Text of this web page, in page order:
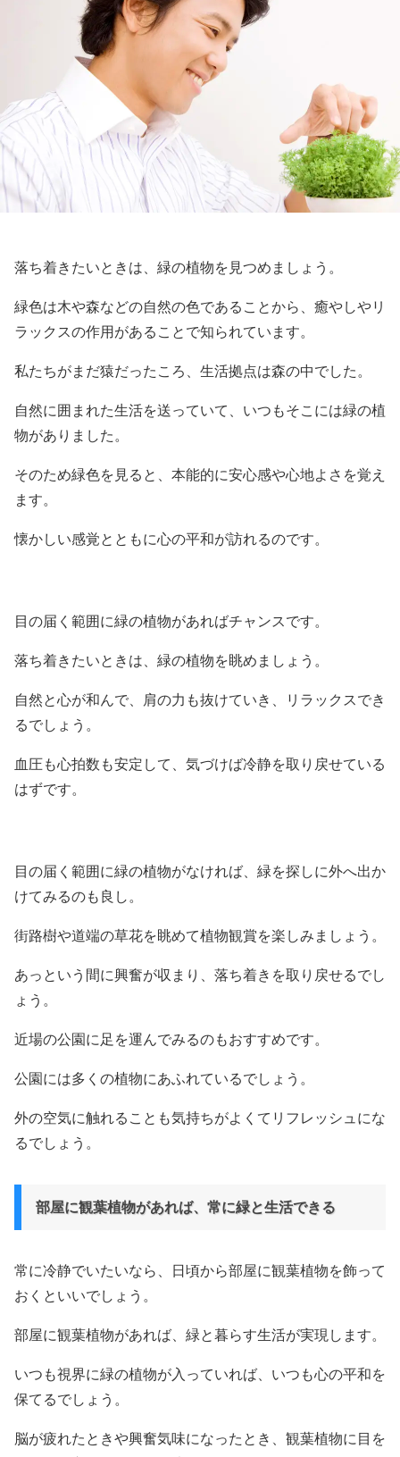
落ち着きたいときは、緑の植物を見つめましょう。
緑色は木や森などの自然の色であることから、癒やしやリ
ラックスの作用があることで知られています。
私たちがまだ猿だったころ、生活拠点は森の中でした。
自然に囲まれた生活を送っていて、いつもそこには緑の植
物がありました。
そのため緑色を見ると、本能的に安心感や心地よさを覚え
ます。
懐かしい感覚とともに心の平和が訪れるのです。
目の届く範囲に緑の植物があればチャンスです。
落ち着きたいときは、緑の植物を眺めましょう。
自然と心が和んで、肩の力も抜けていき、リラックスでき
るでしょう。
血圧も心拍数も安定して、気づけば冷静を取り戻せている
はずです。
目の届く範囲に緑の植物がなければ、緑を探しに外へ出か
けてみるのも良し。
街路樹や道端の草花を眺めて植物観賞を楽しみましょう。
あっという間に興奮が収まり、落ち着きを取り戻せるでし
ょう。
近場の公園に足を運んでみるのもおすすめです。
公園には多くの植物にあふれているでしょう。
外の空気に触れることも気持ちがよくてリフレッシュにな
るでしょう。
部屋に観葉植物があれば、常に緑と生活できる
常に冷静でいたいなら、日頃から部屋に観葉植物を飾って
おくといいでしょう。
部屋に観葉植物があれば、緑と暮らす生活が実現します。
いつも視界に緑の植物が入っていれば、いつも心の平和を
保てるでしょう。
脳が疲れたときや興奮気味になったとき、観葉植物に目を